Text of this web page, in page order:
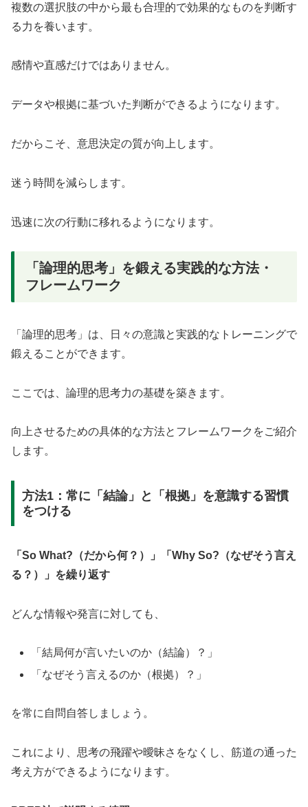
複数の選択肢の中から最も合理的で効果的なものを判断す
る力を養います。
感情や直感だけではありません。
データや根拠に基づいた判断ができるようになります。
だからこそ、意思決定の質が向上します。
迷う時間を減らします。
迅速に次の行動に移れるようになります。
「論理的思考」を鍛える実践的な方法・
フレームワーク
「論理的思考」は、日々の意識と実践的なトレーニングで
鍛えることができます。
ここでは、論理的思考力の基礎を築きます。
向上させるための具体的な方法とフレームワークをご紹介
します。
方法1：常に「結論」と「根拠」を意識する習慣
をつける
「So What?（だから何？）」「Why So?（なぜそう言え
る？）」を繰り返す
どんな情報や発言に対しても、
「結局何が言いたいのか（結論）？」
「なぜそう言えるのか（根拠）？」
を常に自問自答しましょう。
これにより、思考の飛躍や曖昧さをなくし、筋道の通った
考え方ができるようになります。